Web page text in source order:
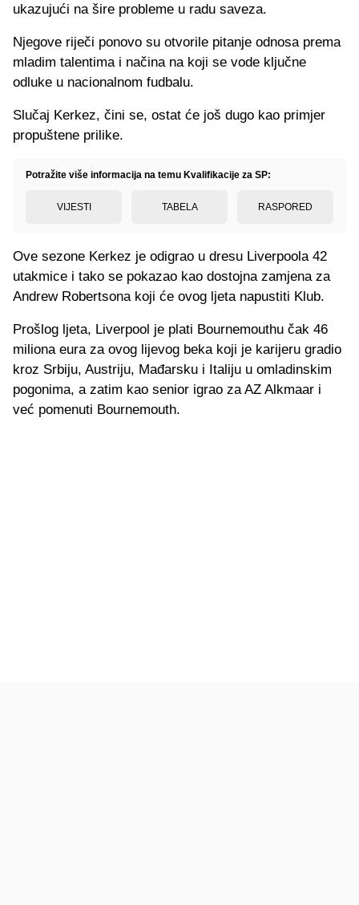
ukazujući na šire probleme u radu saveza.
Njegove riječi ponovo su otvorile pitanje odnosa prema
mladim talentima i načina na koji se vode ključne
odluke u nacionalnom fudbalu.
Slučaj Kerkez, čini se, ostat će još dugo kao primjer
propuštene prilike.
Potražite više informacija na temu Kvalifikacije za SP:
VIJESTI TABELA RASPORED
Ove sezone Kerkez je odigrao u dresu Liverpoola 42
utakmice i tako se pokazao kao dostojna zamjena za
Andrew Robertsona koji će ovog ljeta napustiti Klub.
Prošlog ljeta, Liverpool je plati Bournemouthu čak 46
miliona eura za ovog lijevog beka koji je karijeru gradio
kroz Srbiju, Austriju, Mađarsku i Italiju u omladinskim
pogonima, a zatim kao senior igrao za AZ Alkmaar i
već pomenuti Bournemouth.